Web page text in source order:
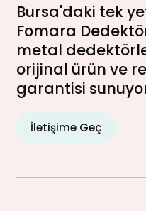
Bursa'daki tek
Fomara
metal
orijinal ürün ve
garantisi
İletişime Geç